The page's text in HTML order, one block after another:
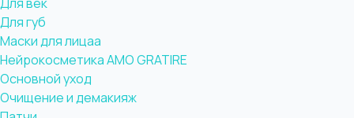
Для губ
Маски для лицаа
Нейрокосметика AMO GRATIRE
Основной уход
Очищение и демакияж